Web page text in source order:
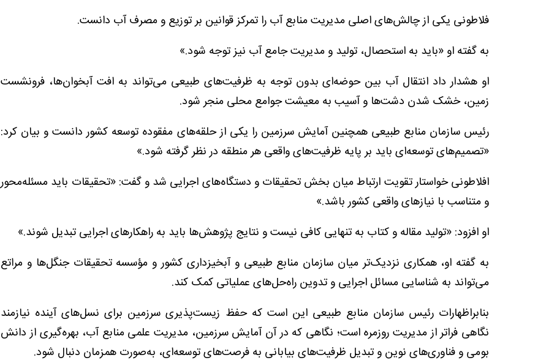
فلاطونی یکی از چالش‌های اصلی مدیریت منابع آب را تمرکز قوانین بر توزیع و مصرف آب دانست.
به گفته او «باید به استحصال، تولید و مدیریت جامع آب نیز توجه شود.»
او هشدار داد انتقال آب بین حوضه‌ای بدون توجه به ظرفیت‌های طبیعی می‌تواند به افت آبخوان‌ها، فرونشست
زمین، خشک شدن دشت‌ها و آسیب به معیشت جوامع محلی منجر شود.
رئیس سازمان منابع طبیعی همچنین آمایش سرزمین را یکی از حلقه‌های مفقوده توسعه کشور دانست و بیان کرد:
«تصمیم‌های توسعه‌ای باید بر پایه ظرفیت‌های واقعی هر منطقه در نظر گرفته شود.»
افلاطونی خواستار تقویت ارتباط میان بخش تحقیقات و دستگاه‌های اجرایی شد و گفت: «تحقیقات باید مسئله‌محور
و متناسب با نیازهای واقعی کشور باشد.»
او افزود: «تولید مقاله و کتاب به تنهایی کافی نیست و نتایج پژوهش‌ها باید به راهکارهای اجرایی تبدیل شوند.»
به گفته او، همکاری نزدیک‌تر میان سازمان منابع طبیعی و آبخیزداری کشور و مؤسسه تحقیقات جنگل‌ها و مراتع
می‌تواند به شناسایی مسائل اجرایی و تدوین راه‌حل‌های عملیاتی کمک کند.
بنابراظهارات رئیس سازمان منابع طبیعی این است که حفظ زیست‌پذیری سرزمین برای نسل‌های آینده نیازمند
نگاهی فراتر از مدیریت روزمره است؛ نگاهی که در آن آمایش سرزمین، مدیریت علمی منابع آب، بهره‌گیری از دانش
بومی و فناوری‌های نوین و تبدیل ظرفیت‌های بیابانی به فرصت‌های توسعه‌ای، به‌صورت همزمان دنبال شود.